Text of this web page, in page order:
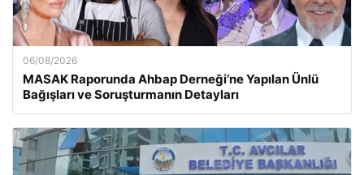
06/08/2026
MASAK Raporunda Ahbap Derneği’ne Yapılan Ünlü
Bağışları ve Soruşturmanın Detayları